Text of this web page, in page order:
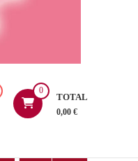
0
TOTAL
0,00 €